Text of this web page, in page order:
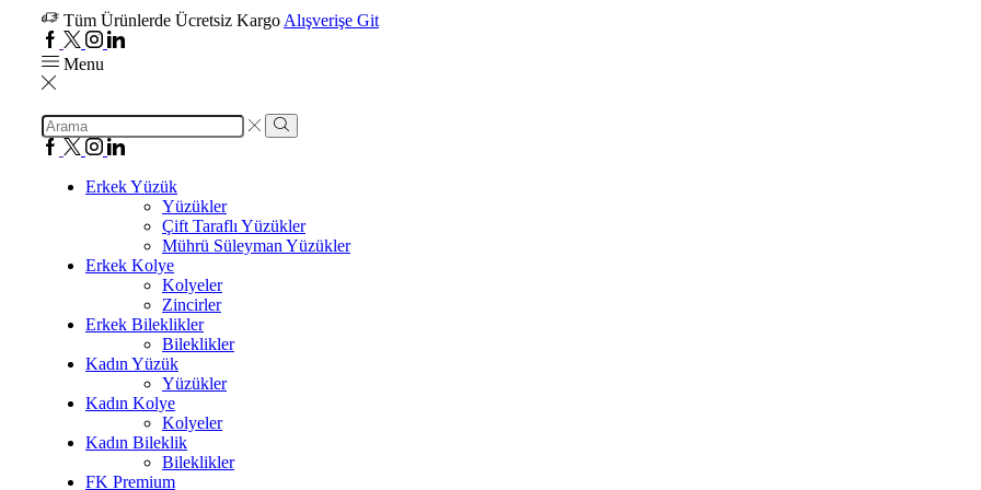
Tüm Ürünlerde Ücretsiz Kargo Alışverişe Git
Menu
Erkek Yüzük
Yüzükler
Çift Taraflı Yüzükler
Mührü Süleyman Yüzükler
Erkek Kolye
Kolyeler
Zincirler
Erkek Bileklikler
Bileklikler
Kadın Yüzük
Yüzükler
Kadın Kolye
Kolyeler
Kadın Bileklik
Bileklikler
FK Premium